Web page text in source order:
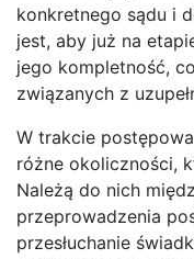
konkretnego sądu i
jest, aby już na
jego kompletność,
związanych z
W trakcie
różne okoliczności,
Należą do nich
przeprowadzenia
przesłuchanie